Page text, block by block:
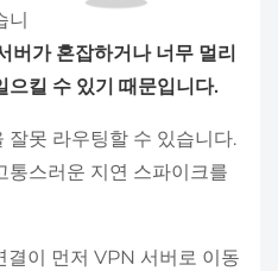
니
버가 혼잡하거나 너무 멀리
으킬 수 있기 때문입니다.
잘못 라우팅할 수 있습니다.
통스러운 지연 스파이크를
이 먼저 VPN 서버로 이동